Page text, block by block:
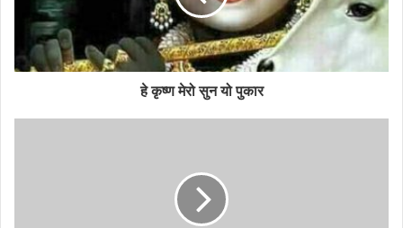
वर्तमान राजनीतिज्ञलाई शासन गर्ने शैली नै थाहा भएन। उनीहरू स्वार्थ, घृणा,
लालच, वासना, ईष्या, लोलुपता र नशाले भरिपूर्ण छन्। सबैले एउटा प्रश्न
असक्षम र झुटा हुन सजिलो छ। जनताले उनीहरूलाई भ्रष्ट, असक्षम र झुटा
छैन किनकि उनीहरूसँग शक्ति छ।
हे कृष्ण मेरो सुन यो पुकार